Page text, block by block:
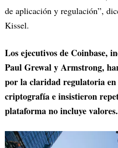
de aplicación y regulación”,
Kissel.
Los ejecutivos de Coinbase,
Paul Grewal y Armstrong,
por la claridad regulatoria
criptografía e insistieron
plataforma no incluye valores.